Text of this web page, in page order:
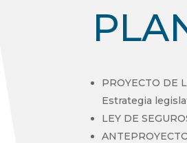
PROYECTO DE
Estrategia
LEY DE